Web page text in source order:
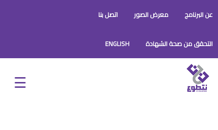
عن البرنامج معرض الصور اتصل بنا
التحقق من صحة الشهادة ENGLISH